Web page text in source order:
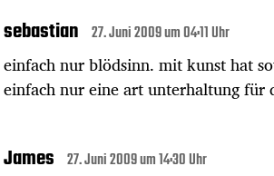
sebastian 27. Juni 2009 um 04:11 Uhr
einfach nur blödsinn. mit kunst hat
einfach nur eine art unterhaltung für
James 27. Juni 2009 um 14:30 Uhr